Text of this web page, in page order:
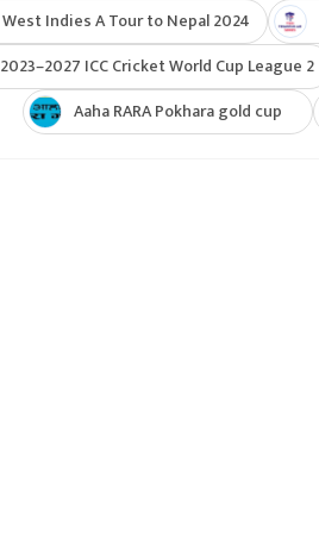
West Indies A Tour to Nepal 2024
2023–2027 ICC Cricket World Cup League 2
Aaha RARA Pokhara gold cup